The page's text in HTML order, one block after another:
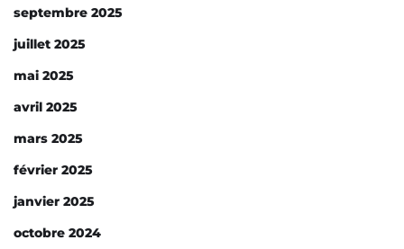
septembre 2025
juillet 2025
mai 2025
avril 2025
mars 2025
février 2025
janvier 2025
octobre 2024